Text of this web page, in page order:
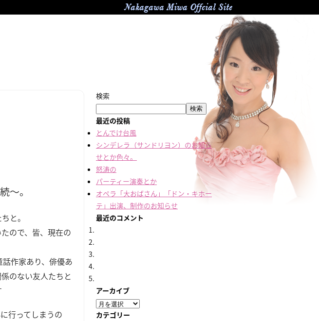
Nakagawa Miwa Offcial Site
～。
と。
ので、皆、現在の
作家あり、俳優あ
のない友人たちと
行ってしまうの
検索
検索
最近の投稿
とんでけ台風
シンデレラ（サンドリヨン）のお知ら
せとか色々。
怒涛の
パーティー演奏とか
オペラ「大おばさん」「ドン・キホー
テ」出演、制作のお知らせ
最近のコメント
アーカイブ
ア
ー
カテゴリー